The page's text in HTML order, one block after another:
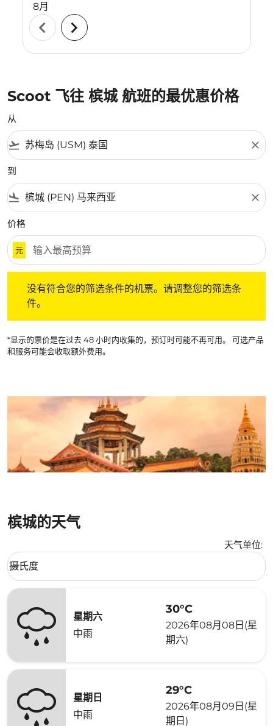
8月
chevron_left chevron_right
Scoot 飞往 槟城 航班的最优惠价格
从
flight_takeoff close
到
flight_land close
价格
元
没有符合您的筛选条件的机票。请调整您的筛选条
件。
*显示的票价是在过去 48 小时内收集的，预订时可能不再可用。 可选产品
和服务可能会收取额外费用。
槟城的天气
天气单位:
Weather unit option 摄氏度 Selected
摄氏度
keyboard_arrow_down
星期六
中雨
30°C
2026年08月08日(星
期六)
星期日
中雨
29°C
2026年08月09日(星
期日)